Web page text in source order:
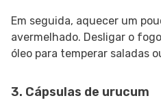
Em seguida, aquecer um
avermelhado. Desligar o
óleo para temperar saladas
3. Cápsulas de urucum